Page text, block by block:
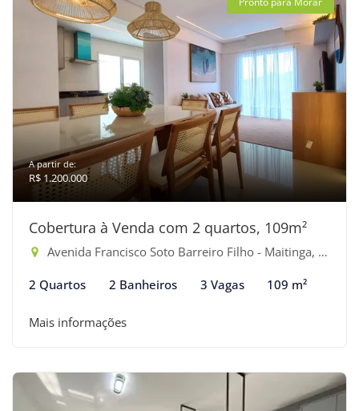
A partir de:
R$ 1.200.000
Cobertura à Venda com 2 quartos, 109m²
Avenida Francisco Soto Barreiro Filho - Maitinga, Bertioga-SP
2 Quartos 2 Banheiros 3 Vagas 109 m²
Mais informações